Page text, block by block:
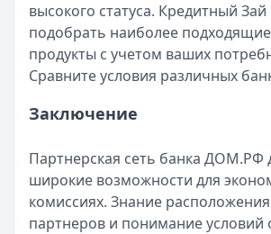
высокого статуса. Кредитный
подобрать наиболее
продукты с учетом ваших
Сравните условия различных
Заключение
Партнерская сеть банка ДОМ.РФ
широкие возможности для
комиссиях. Знание
партнеров и понимание условий